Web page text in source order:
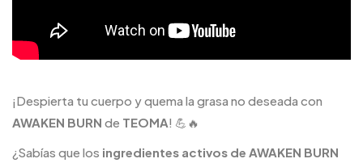
¡Despierta tu cuerpo y quema la grasa no deseada con
AWAKEN BURN de TEOMA! 💪🔥
¿Sabías que los ingredientes activos de AWAKEN BURN